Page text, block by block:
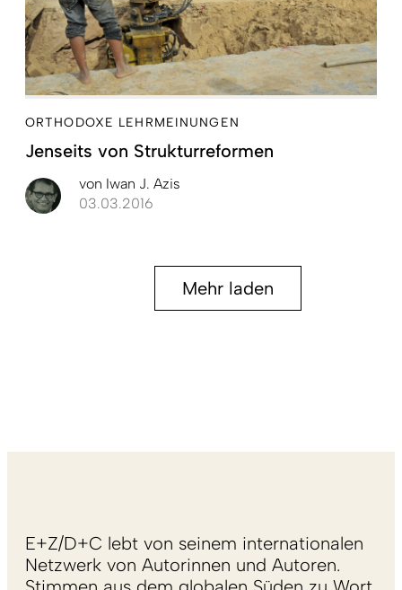
ORTHODOXE LEHRMEINUNGEN
Jenseits von Strukturreformen
von Iwan J. Azis
03.03.2016
Mehr laden
E+Z/D+C lebt von seinem internationalen
Netzwerk von Autorinnen und Autoren.